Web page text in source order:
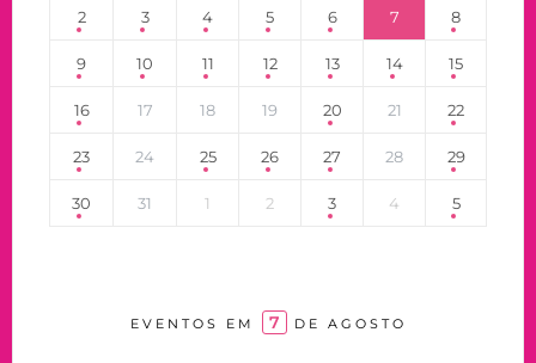
2 3 4 5 6 7 8
9 10 11 12 13 14 15
16 17 18 19 20 21 22
23 24 25 26 27 28 29
30 31 1 2 3 4 5
EVENTOS EM 7 DE AGOSTO